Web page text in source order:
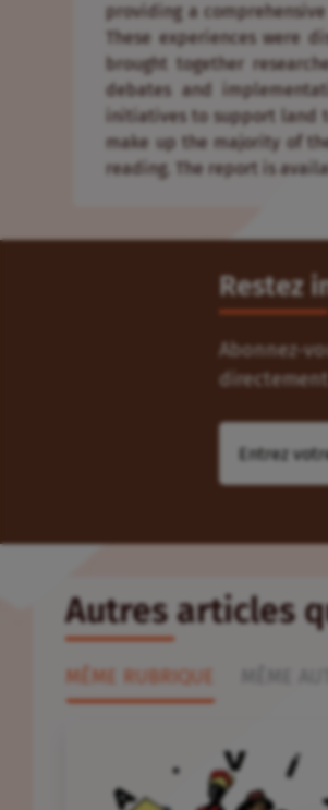
providing a
These experiences were
brought together
debates and
initiatives to support land
make up the majority of
reading. The report is
Restez
Abonnez-
Autres articles
MÊME RUBRIQUE